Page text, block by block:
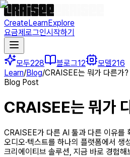
CreateLearnExplore
요금제로그인시작하기
모두228 블로그12 모델216
Learn/Blog/CRAISEE는 뭐가 다른가?
Blog Post
CRAISEE는 뭐가
CRAISEE가 다른 AI 툴과 다른 이유를
오디오·텍스트를 하나의 플랫폼에서 생
크리에이티브 솔루션, 지금 바로 경험해